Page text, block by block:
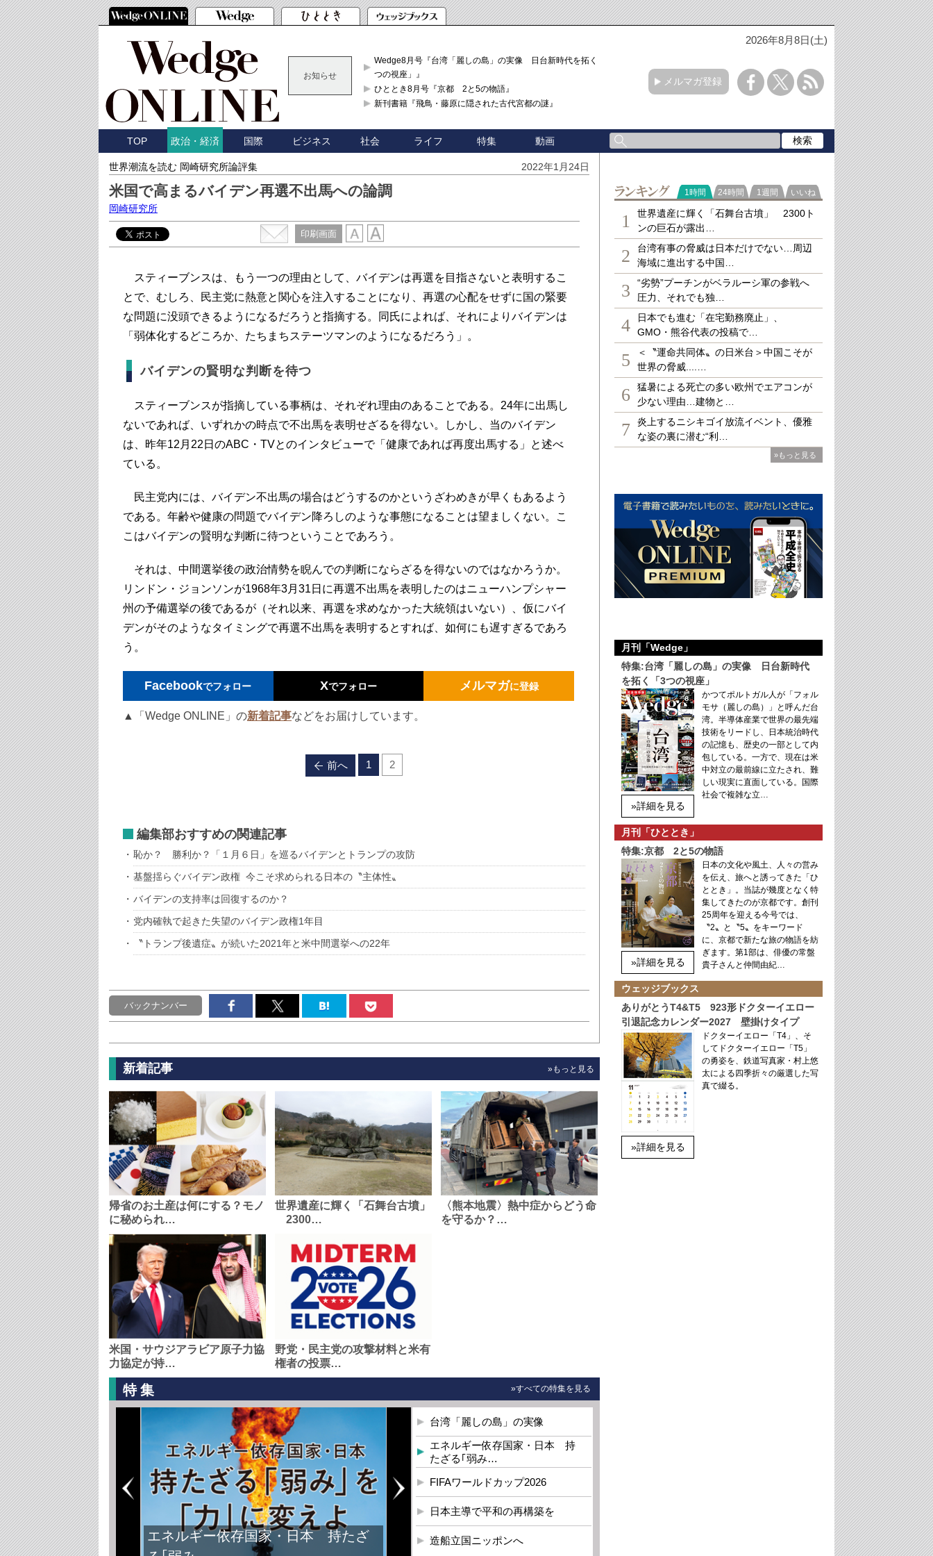
2026年8月8日(土)
お知らせ
Wedge8月号『台湾「麗しの島」の実像 日台新時代を拓く「3
つの視座」』
ひととき8月号『京都 2と5の物語』
新刊書籍『飛鳥・藤原に隠された古代宮都の謎』
メルマガ登録
TOP 政治・経済 国際 ビジネス 社会 ライフ 特集 動画
世界潮流を読む 岡崎研究所論評集 2022年1月24日
米国で高まるバイデン再選不出馬への論調
岡崎研究所
印刷画面
スティーブンスは、もう一つの理由として、バイデンは再選を目指さないと表明するこ
とで、むしろ、民主党に熱意と関心を注入することになり、再選の心配をせずに国の緊要
な問題に没頭できるようになるだろうと指摘する。同氏によれば、それによりバイデンは
「弱体化するどころか、たちまちステーツマンのようになるだろう」。
バイデンの賢明な判断を待つ
スティーブンスが指摘している事柄は、それぞれ理由のあることである。24年に出馬し
ないであれば、いずれかの時点で不出馬を表明せざるを得ない。しかし、当のバイデン
は、昨年12月22日のABC・TVとのインタビューで「健康であれば再度出馬する」と述べ
ている。
民主党内には、バイデン不出馬の場合はどうするのかというざわめきが早くもあるよう
である。年齢や健康の問題でバイデン降ろしのような事態になることは望ましくない。こ
こはバイデンの賢明な判断に待つということであろう。
それは、中間選挙後の政治情勢を睨んでの判断にならざるを得ないのではなかろうか。
リンドン・ジョンソンが1968年3月31日に再選不出馬を表明したのはニューハンプシャー
州の予備選挙の後であるが（それ以来、再選を求めなかった大統領はいない）、仮にバイ
デンがそのようなタイミングで再選不出馬を表明するとすれば、如何にも遅すぎるであろ
う。
Facebookでフォロー Xでフォロー メルマガに登録
▲「Wedge ONLINE」の新着記事などをお届けしています。
前へ 1 2
編集部おすすめの関連記事
恥か？ 勝利か？「１月６日」を巡るバイデンとトランプの攻防
基盤揺らぐバイデン政権 今こそ求められる日本の〝主体性〟
バイデンの支持率は回復するのか？
党内確執で起きた失望のバイデン政権1年目
〝トランプ後遺症〟が続いた2021年と米中間選挙への22年
バックナンバー
新着記事 »もっと見る
帰省のお土産は何にする？モノ
に秘められ…
世界遺産に輝く「石舞台古墳」
2300…
〈熊本地震〉熱中症からどう命
を守るか？…
米国・サウジアラビア原子力協
力協定が持…
野党・民主党の攻撃材料と米有
権者の投票…
特集 »すべての特集を見る
エネルギー依存国家・日本 持たざ
台湾「麗しの島」の実像
エネルギー依存国家・日本 持
たざる｢弱み…
FIFAワールドカップ2026
日本主導で平和の再構築を
造船立国ニッポンへ
ランキング
1時間 24時間 1週間 いいね
1
世界遺産に輝く「石舞台古墳」 2300ト
ンの巨石が露出…
2
台湾有事の脅威は日本だけでない…周辺
海域に進出する中国…
3
“劣勢”プーチンがベラルーシ軍の参戦へ
圧力、それでも独…
4
日本でも進む「在宅勤務廃止」、
GMO・熊谷代表の投稿で…
5
＜〝運命共同体〟の日米台＞中国こそが
世界の脅威....…
6
猛暑による死亡の多い欧州でエアコンが
少ない理由…建物と…
7
炎上するニシキゴイ放流イベント、優雅
な姿の裏に潜む“利…
»もっと見る
月刊「Wedge」
特集:台湾「麗しの島」の実像 日台新時代
を拓く「3つの視座」
»詳細を見る
かつてポルトガル人が「フォル
モサ（麗しの島）」と呼んだ台
湾。半導体産業で世界の最先端
技術をリードし、日本統治時代
の記憶も、歴史の一部として内
包している。一方で、現在は米
中対立の最前線に立たされ、難
しい現実に直面している。国際
社会で複雑な立…
月刊「ひととき」
特集:京都 2と5の物語
»詳細を見る
日本の文化や風土、人々の営み
を伝え、旅へと誘ってきた「ひ
ととき」。当誌が幾度となく特
集してきたのが京都です。創刊
25周年を迎える今号では、
〝2〟と〝5〟をキーワード
に、京都で新たな旅の物語を紡
ぎます。第1部は、俳優の常盤
貴子さんと仲間由紀…
ウェッジブックス
ありがとうT4&T5 923形ドクターイエロー
引退記念カレンダー2027 壁掛けタイプ
»詳細を見る
ドクターイエロー「T4」、そ
してドクターイエロー「T5」
の勇姿を、鉄道写真家・村上悠
太による四季折々の厳選した写
真で綴る。